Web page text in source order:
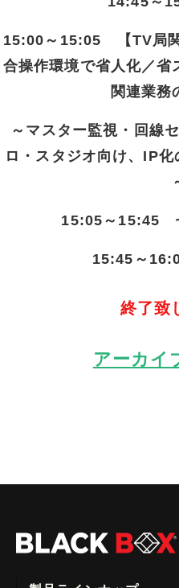
15:00～15:05 【TV局
合操作環境で省人化／省
関連業務
～マスター監視・回線
ロ・スタジオ向け、IP
15:05～15:45
15:45～
終了致
アーカイ